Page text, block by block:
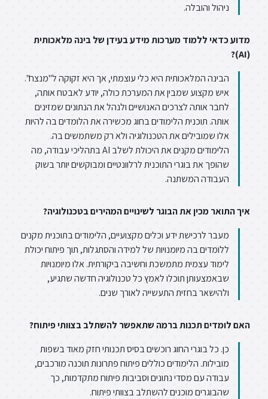
ניהול והובלה.
מדוע כדאי ללמוד מערכות מידע בעידן של בינה מלאכותית
(AI)?
הבינה המלאכותית היא כלי עוצמתי, אך היא זקוקה ל"מנצח".
איש מקצוע שמבין את המערכת כולה, יודע לאבטח אותה,
לחבר אותה לצרכים האנושיים ולנהל את הנתונים שמזינים
אותה. תוכנית הלימודים בחוג מכשירה את הלומדים בה להיות
אלו שמובילים את הטכנולוגיה ולא רק משתמשים בה.
הלימודים מקנים את היכולת לשלב AI בתהליכי עבודה, מה
שהופך את בוגרי התוכנית לרלוונטיים ומבוקשים יותר בשוק
העבודה המשתנה.
איך התואר מכין את הבוגר לשינויים המהירים בטכנולוגיה?
מעבר לרכישת ידע וכלים מקצועיים, הלימודים בתוכנית מקנים
ללומדים בה מיומנויות של למידה והסתגלות, תוך פיתוח יכולת
לימוד עצמית מתמשכת וחשיבה ביקורתית. אלו מיומנויות
שבאמצעותן תוכלו לאמץ כל טכנולוגיה חדשה שתגיע,
ולהישאר בחזית התעשייה לאורך שנים.
האם לומדים תכנות ברמה שתאפשר להשתלב בצוותי פיתוח?
כן. כל בוגרי החוג רוכשים בסיס תכנותי חזק מאוד בשפות
מובילות. הלימודים כוללים פיתוח פתרונות תוכנה מורכבים,
עבודה עם מסדי נתונים וסביבות פיתוח מתקדמות, כך
שהבוגרים מוכנים להשתלב בצוותי פיתוח.